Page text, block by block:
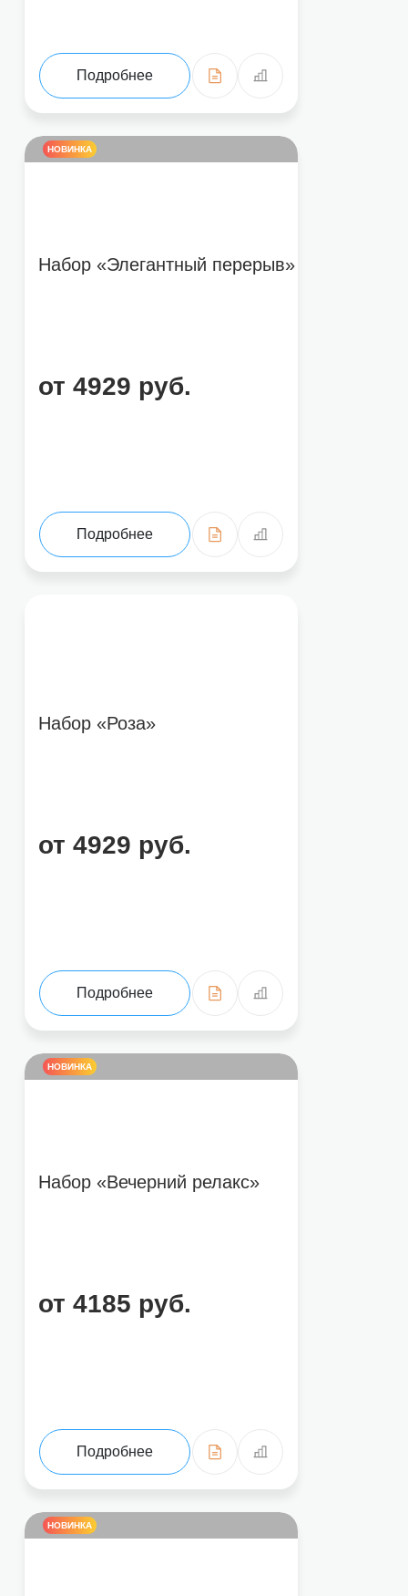
Подробнее
НОВИНКА
Набор «Элегантный перерыв»
от 4929 руб.
Подробнее
Набор «Роза»
от 4929 руб.
Подробнее
НОВИНКА
Набор «Вечерний релакс»
от 4185 руб.
Подробнее
НОВИНКА